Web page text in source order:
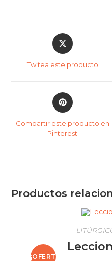
Twitea este producto
Compartir este producto en
Pinterest
Productos
¡OFERT